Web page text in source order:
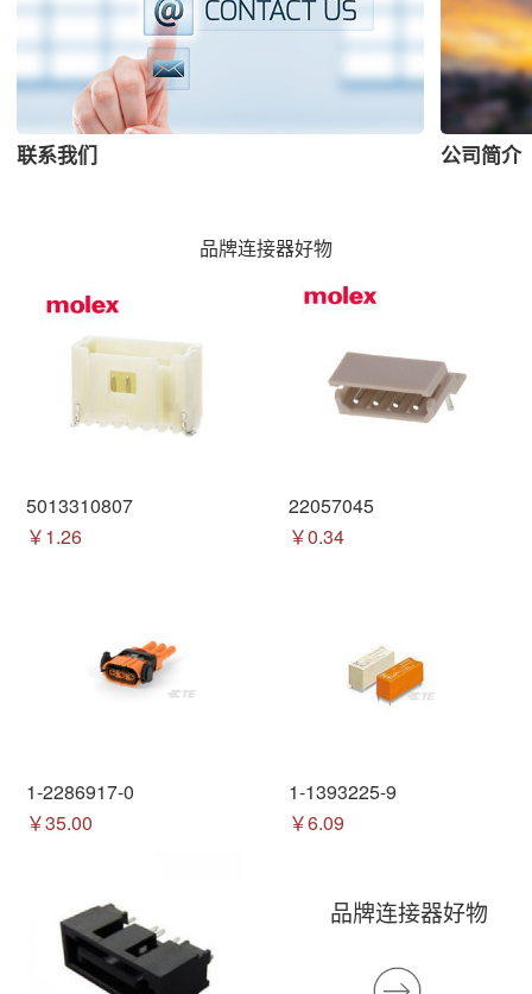
联系我们 公司简介
品牌连接器好物
5013310807
￥1.26
22057045
￥0.34
1-2286917-0
￥35.00
1-1393225-9
￥6.09
品牌连接器好物